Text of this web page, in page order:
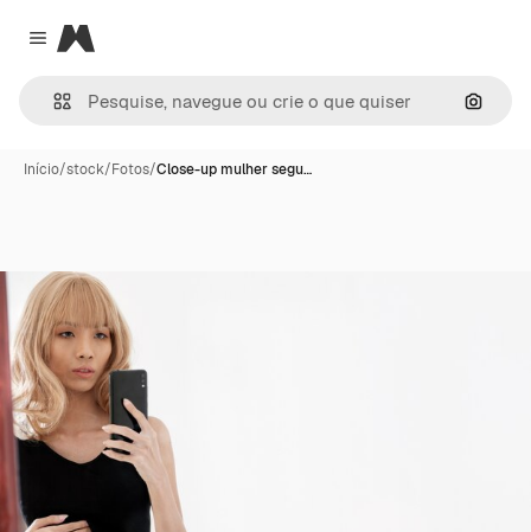
Close menu
Magnific
Início/stock/Fotos/Close-up mulher segu…